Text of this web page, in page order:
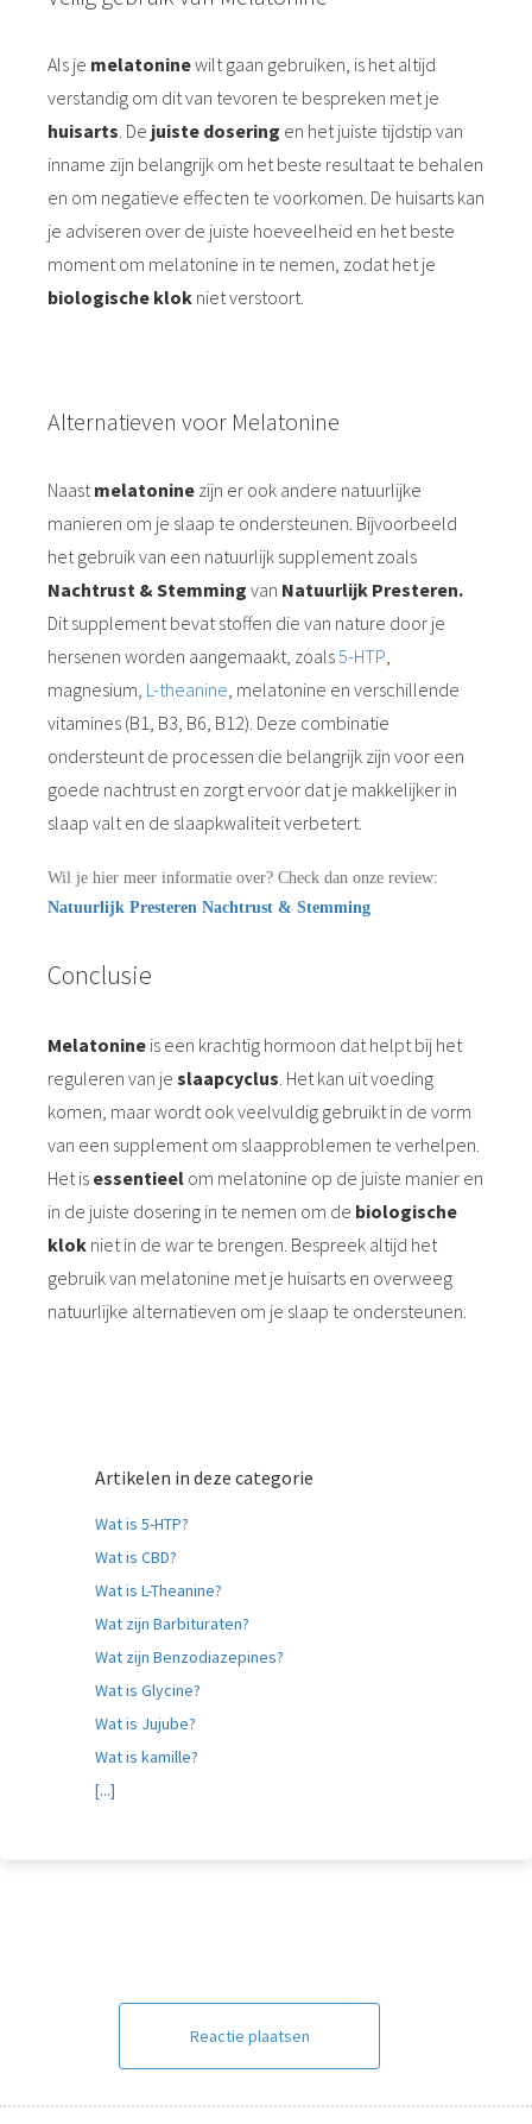
Als je melatoninewilt gaan gebruiken, is het altijd
verstandig om dit van tevoren te bespreken met je
huisarts. De juiste dosering en het juiste tijdstip van
inname zijn belangrijk om het beste resultaat te behalen
en om negatieve effecten te voorkomen. De huisarts kan
je adviseren over de juiste hoeveelheid en het beste
moment om melatonine in te nemen, zodat het je
biologische klok niet verstoort.
Alternatieven voor Melatonine
Naastmelatonine zijn er ook andere natuurlijke
manieren om je slaap te ondersteunen. Bijvoorbeeld
het gebruik van een natuurlijk supplement zoals
Nachtrust & Stemming van Natuurlijk Presteren.
Dit supplement bevat stoffen die van nature door je
hersenen worden aangemaakt, zoals5-HTP,
magnesium, L-theanine, melatonine en verschillende
vitamines (B1, B3, B6, B12). Deze combinatie
ondersteunt de processen die belangrijk zijn voor een
goede nachtrust en zorgt ervoor dat je makkelijker in
slaap valt en de slaapkwaliteit verbetert.
Wil je hier meer informatie over? Check dan onze review:
Natuurlijk Presteren Nachtrust & Stemming
Conclusie
Melatonine is een krachtig hormoon dat helpt bij het
reguleren van je slaapcyclus. Het kan uit voeding
komen, maar wordt ook veelvuldig gebruikt in de vorm
van een supplement om slaapproblemen te verhelpen.
Het is essentieel om melatonine op de juiste manier en
in de juiste dosering in te nemen om de biologische
klok niet in de war te brengen. Bespreek altijd het
gebruik van melatonine met je huisarts en overweeg
natuurlijke alternatieven om je slaap te ondersteunen.
Artikelen in deze categorie
Wat is 5-HTP?
Wat is CBD?
Wat is L-Theanine?
Wat zijn Barbituraten?
Wat zijn Benzodiazepines?
Wat is Glycine?
Wat is Jujube?
Wat is kamille?
[...]
Reactie plaatsen